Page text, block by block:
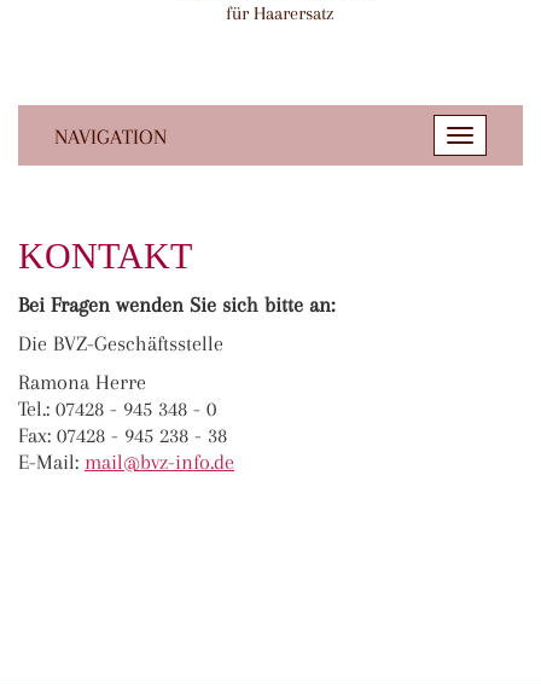
für Haarersatz
NAVIGATION
Toggle
KONTAKT
Bei Fragen wenden Sie sich bitte an:
Die BVZ-Geschäftsstelle
Ramona Herre
Tel.: 07428 - 945 348 - 0
Fax: 07428 - 945 238 - 38
E-Mail: mail@bvz-info.de